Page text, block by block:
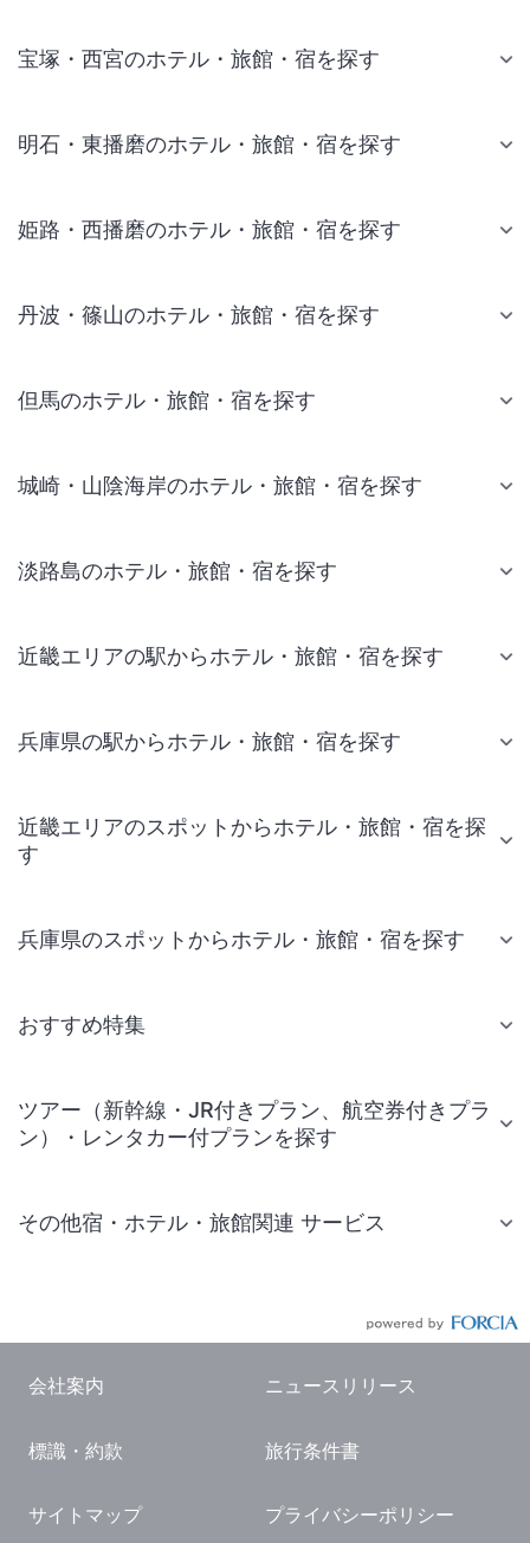
宝塚・西宮のホテル・旅館・宿を探す
明石・東播磨のホテル・旅館・宿を探す
姫路・西播磨のホテル・旅館・宿を探す
丹波・篠山のホテル・旅館・宿を探す
但馬のホテル・旅館・宿を探す
城崎・山陰海岸のホテル・旅館・宿を探す
淡路島のホテル・旅館・宿を探す
近畿エリアの駅からホテル・旅館・宿を探す
兵庫県の駅からホテル・旅館・宿を探す
近畿エリアのスポットからホテル・旅館・宿を探
す
兵庫県のスポットからホテル・旅館・宿を探す
おすすめ特集
ツアー（新幹線・JR付きプラン、航空券付きプラ
ン）・レンタカー付プランを探す
その他宿・ホテル・旅館関連 サービス
国内観光ガイド
旅行・観光情報
会社案内 ニュースリリース
標識・約款 旅行条件書
サイトマップ プライバシーポリシー